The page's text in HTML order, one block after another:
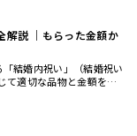
解説 ｜もらった金額か
結婚内祝い」（結婚祝い
て適切な品物と金額を選